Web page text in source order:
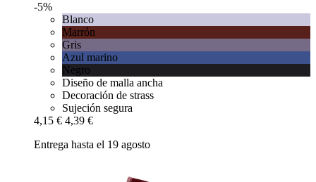
-5%
Blanco
Marrón
Gris
Azul marino
Negro
Diseño de malla ancha
Decoración de strass
Sujeción segura
4,15 € 4,39 €
Entrega hasta el 19 agosto